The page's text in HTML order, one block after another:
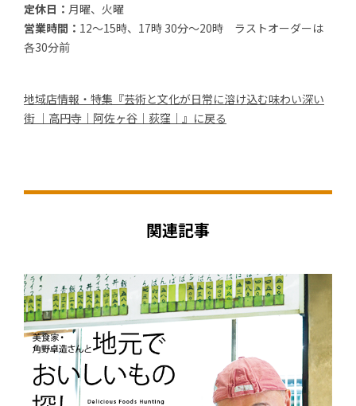
定休日： 月曜、火曜
営業時間： 12〜15時、17時 30分〜20時 ラストオーダーは
各30分前
地域店情報・特集『芸術と文化が日常に溶け込む味わい深い
街 ｜高円寺｜阿佐ヶ谷｜荻窪｜』に戻る
関連記事